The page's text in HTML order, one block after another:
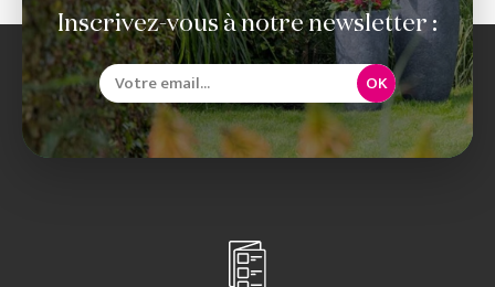
Inscrivez-vous à notre newsletter :
OK